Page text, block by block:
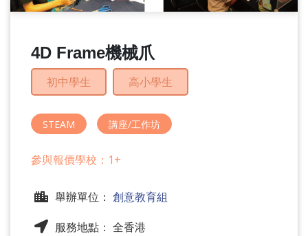
我
4D Frame機械爪
初中學生 高小學生
STEAM 講座/工作坊
參與報價學校：1+
舉辦單位： 創意教育組
服務地點： 全香港